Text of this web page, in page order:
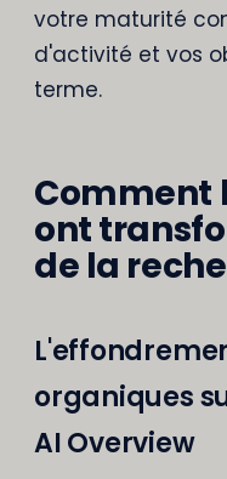
votre maturité
d'activité et vos
terme.
Comment
ont
de la
organiques
AI Overview